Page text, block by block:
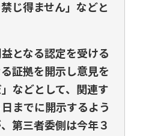
じ得ません」などと
となる認定を受ける
証拠を開示し意見を
などとして、関連す
までに開示するよう
第三者委側は今年３